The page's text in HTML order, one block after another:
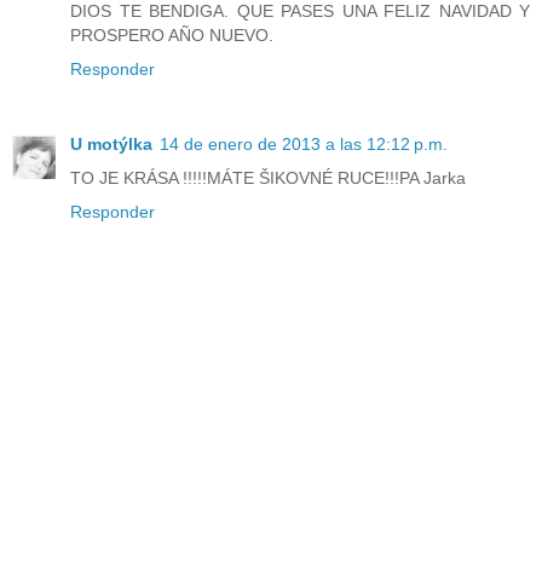
DIOS TE BENDIGA. QUE PASES UNA FELIZ NAVIDAD Y
PROSPERO AÑO NUEVO.
Responder
U motýlka 14 de enero de 2013 a las 12:12 p.m.
TO JE KRÁSA !!!!!MÁTE ŠIKOVNÉ RUCE!!!PA Jarka
Responder